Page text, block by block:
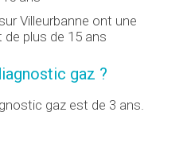
Villeurbanne ont une
plus de 15 ans
gaz ?
gaz est de 3 ans.